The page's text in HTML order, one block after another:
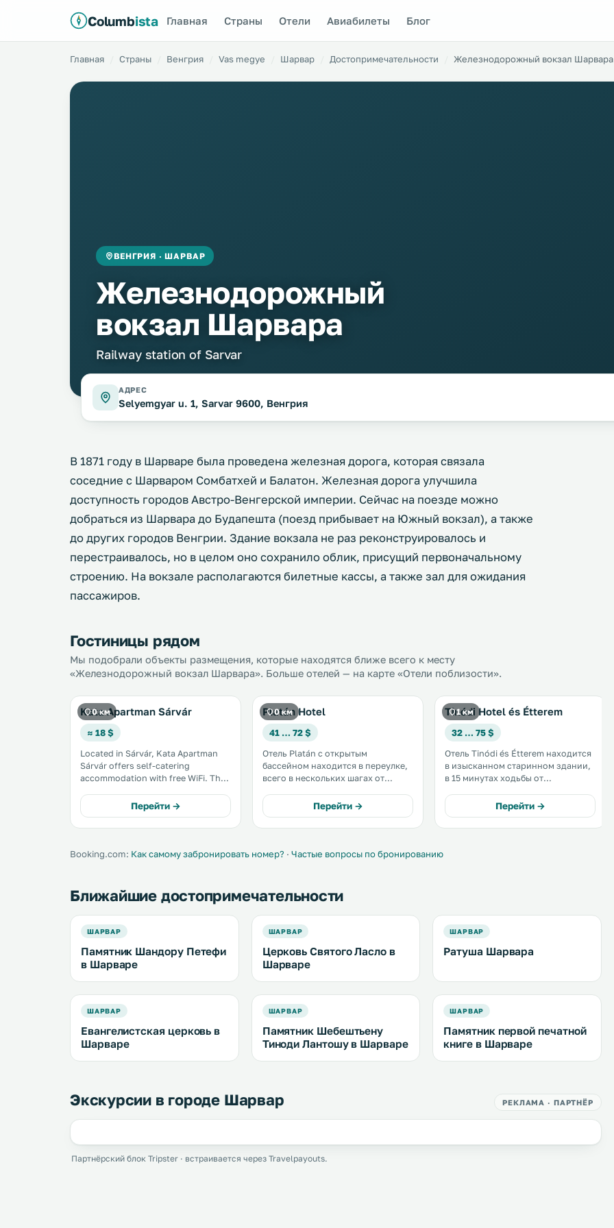
Columbista Главная Страны Отели Авиабилеты Блог
Главная Страны Венгрия Vas megye Шарвар Достопримечательности Железнодорожный вокзал Шарвара
ВЕНГРИЯ · ШАРВАР
Железнодорожный
вокзал Шарвара
Railway station of Sarvar
АДРЕС
Selyemgyar u. 1, Sarvar 9600, Венгрия
В 1871 году в Шарваре была проведена железная дорога, которая связала
соседние с Шарваром Сомбатхей и Балатон. Железная дорога улучшила
доступность городов Австро-Венгерской империи. Сейчас на поезде можно
добраться из Шарвара до Будапешта (поезд прибывает на Южный вокзал), а также
до других городов Венгрии. Здание вокзала не раз реконструировалось и
перестраивалось, но в целом оно сохранило облик, присущий первоначальному
строению. На вокзале располагаются билетные кассы, а также зал для ожидания
пассажиров.
Гостиницы рядом
Мы подобрали объекты размещения, которые находятся ближе всего к месту
«Железнодорожный вокзал Шарвара». Больше отелей — на карте «Отели поблизости».
0 км
Kata Apartman Sárvár
≈ 18 $
Located in Sárvár, Kata Apartman
Sárvár offers self-catering
accommodation with free WiFi. The
toaster can be found in the kitchen.
A flat-screen TV is provided. .
Перейти →
0 км
Platán Hotel
41 … 72 $
Отель Platán с открытым
бассейном находится в переулке,
всего в нескольких шагах от
действует бесплатный Wi-Fi. В
числе удобств каждого номера —
собственная ванная комната,
кабельными каналами. .
Перейти →
1 км
Tinódi Hotel és Étterem
32 … 75 $
Отель Tinódi és Étterem находится
в изысканном старинном здании,
в 15 минутах ходьбы от
замка и городского парка. К
услугам гостей традиционный
венгерский ресторан, сауна и
Перейти →
Booking.com: Как самому забронировать номер? · Частые вопросы по бронированию
Ближайшие достопримечательности
ШАРВАР
Памятник Шандору Петефи
в Шарваре
ШАРВАР
Церковь Святого Ласло в
Шарваре
ШАРВАР
Ратуша Шарвара
ШАРВАР
Евангелистская церковь в
Шарваре
ШАРВАР
Памятник Шебештьену
Тиноди Лантошу в Шарваре
ШАРВАР
Памятник первой печатной
книге в Шарваре
Экскурсии в городе Шарвар РЕКЛАМА · ПАРТНЁР
Партнёрский блок Tripster · встраивается через Travelpayouts.